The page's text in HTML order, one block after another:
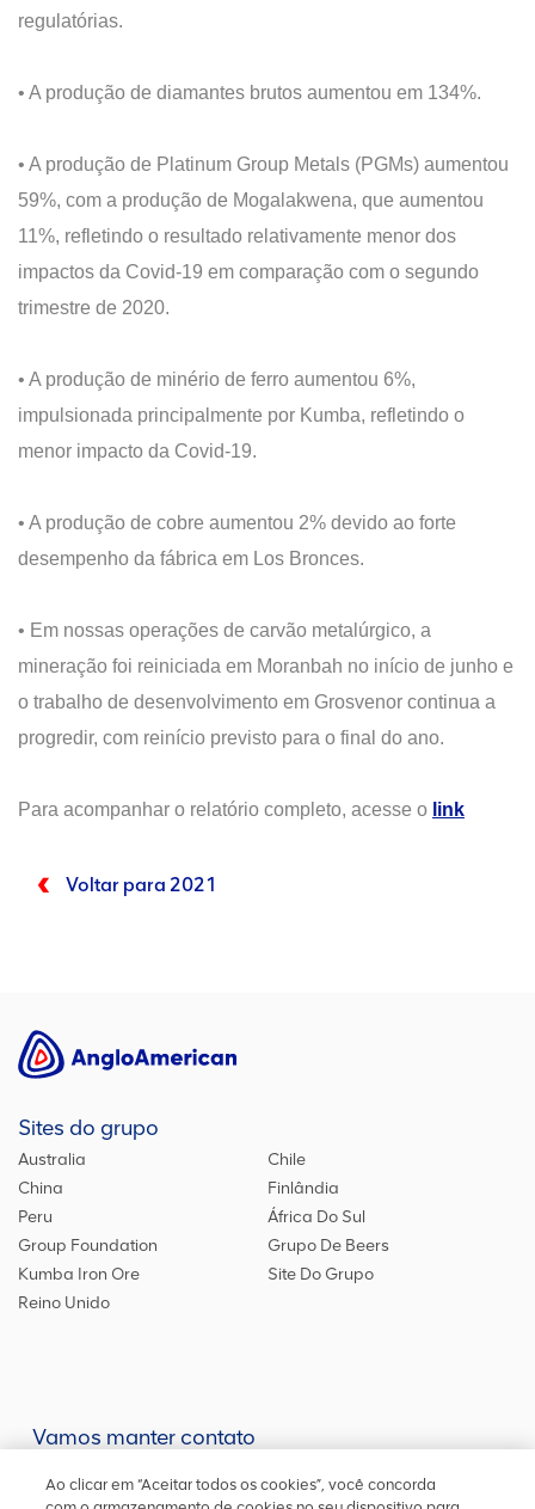
regulatórias.
• A produção de diamantes brutos aumentou em 134%.
• A produção de Platinum Group Metals (PGMs) aumentou
59%, com a produção de Mogalakwena, que aumentou
11%, refletindo o resultado relativamente menor dos
impactos da Covid-19 em comparação com o segundo
trimestre de 2020.
• A produção de minério de ferro aumentou 6%,
impulsionada principalmente por Kumba, refletindo o
menor impacto da Covid-19.
• A produção de cobre aumentou 2% devido ao forte
desempenho da fábrica em Los Bronces.
• Em nossas operações de carvão metalúrgico, a
mineração foi reiniciada em Moranbah no início de junho e
o trabalho de desenvolvimento em Grosvenor continua a
progredir, com reinício previsto para o final do ano.
Para acompanhar o relatório completo, acesse o link
Voltar para 2021
Sites do grupo
Australia
Chile
China
Finlândia
Peru
África Do Sul
Group Foundation
Grupo De Beers
Kumba Iron Ore
Site Do Grupo
Reino Unido
Vamos manter contato
contatoconoscopara outras informações
Ao clicar em “Aceitar todos os cookies”, você concorda